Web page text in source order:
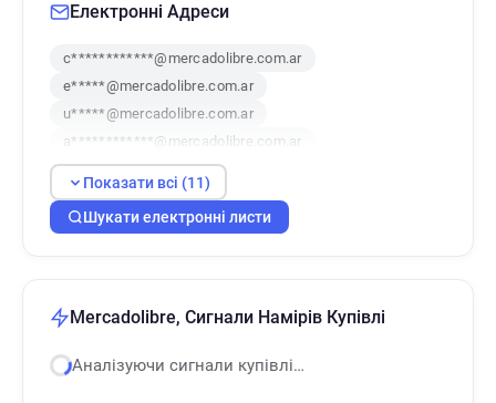
Електронні Адреси
c************@mercadolibre.com.ar
e*****@mercadolibre.com.ar
u*****@mercadolibre.com.ar
a************@mercadolibre.com.ar
s**********@mercadolibre.com.ar
v*******@mercadolibre.com.ar
p*****@mercadolibre.com.ar
s**********@mercadolibre.com.ar
Показати всі (11)
Шукати електронні листи
Mercadolibre, Сигнали Намірів Купівлі
Аналізуючи сигнали купівлі…